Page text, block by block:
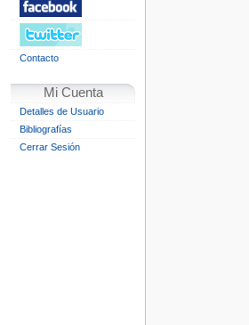
Contacto
Mi Cuenta
Detalles de Usuario
Bibliografías
Cerrar Sesión